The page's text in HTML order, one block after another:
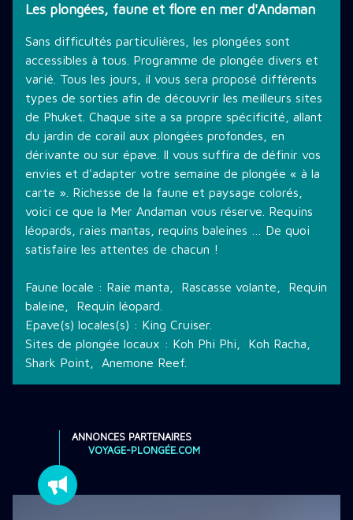
Les plongées, faune et flore en mer d'Andaman
Sans difficultés particulières, les plongées sont
accessibles à tous. Programme de plongée divers et
varié. Tous les jours, il vous sera proposé différents
types de sorties afin de découvrir les meilleurs sites
de Phuket. Chaque site a sa propre spécificité, allant
du jardin de corail aux plongées profondes, en
dérivante ou sur épave. Il vous suffira de définir vos
envies et d'adapter votre semaine de plongée « à la
carte ». Richesse de la faune et paysage colorés,
voici ce que la Mer Andaman vous réserve. Requins
léopards, raies mantas, requins baleines … De quoi
satisfaire les attentes de chacun !
Faune locale : Raie manta, Rascasse volante, Requin
baleine, Requin léopard.
Epave(s) locales(s) : King Cruiser.
Sites de plongée locaux : Koh Phi Phi, Koh Racha,
Shark Point, Anemone Reef.
ANNONCES PARTENAIRES
VOYAGE-PLONGÉE.COM